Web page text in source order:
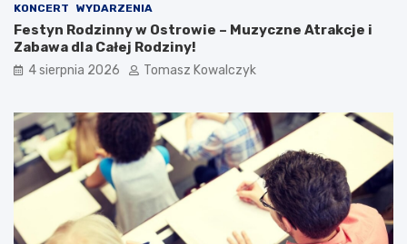
KONCERT WYDARZENIA
Festyn Rodzinny w Ostrowie – Muzyczne Atrakcje i
Zabawa dla Całej Rodziny!
4 sierpnia 2026 Tomasz Kowalczyk